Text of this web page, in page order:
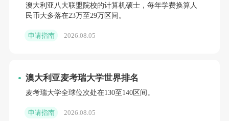
澳大利亚八大联盟院校的计算机硕士，每年学费换算人
民币大多落在23万至29万区间。
申请指南 2026.08.05
澳大利亚麦考瑞大学世界排名
麦考瑞大学全球位次处在130至140区间。
申请指南 2026.08.05